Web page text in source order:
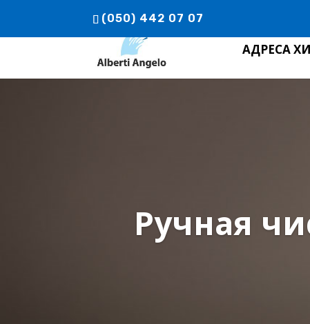
(050) 442 07 07
АДРЕСА
Ручная